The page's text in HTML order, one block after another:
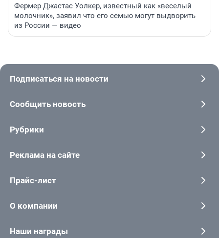
Фермер Джастас Уолкер, известный как «веселый
молочник», заявил что его семью могут выдворить
из России — видео
Подписаться на новости
Сообщить новость
Рубрики
Реклама на сайте
Прайс-лист
О компании
Наши награды